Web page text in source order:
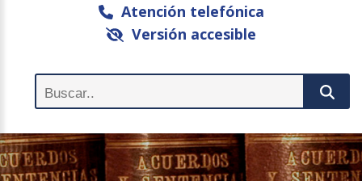
Atención telefónica
Versión accesible